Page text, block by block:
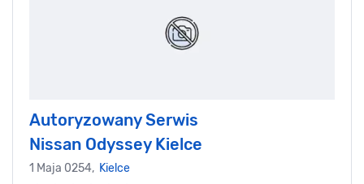
Autoryzowany Serwis
Nissan Odyssey Kielce
1 Maja 0254, Kielce